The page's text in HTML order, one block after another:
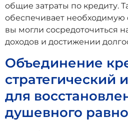
общие затраты по кредиту.
обеспечивает необходимую
вы могли сосредоточиться
доходов и достижении
Объединение
стратегический
для
душевного